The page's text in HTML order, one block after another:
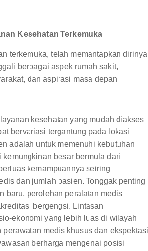
Kesehatan Terkemuka
terkemuka, telah memantapkan dirinya
berbagai aspek rumah sakit,
dan aspirasi masa depan.
kesehatan yang mudah diakses
bervariasi tergantung pada lokasi
adalah untuk memenuhi kebutuhan
besar bermula dari
kemampuannya seiring
dan jumlah pasien. Tonggak penting
baru, perolehan peralatan medis
bergengsi. Lintasan
ekonomi yang lebih luas di wilayah
medis khusus dan ekspektasi
berharga mengenai posisi